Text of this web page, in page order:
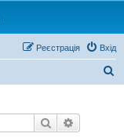
Вхід
Реєстрація
Пошук